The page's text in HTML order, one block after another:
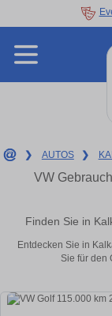
❯ AUTOS ❯
VW
Finden Sie in
Entdecken Sie in
Sie für den